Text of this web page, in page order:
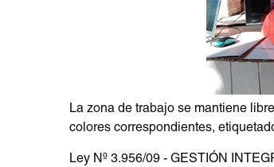
La zona de trabajo se mantiene
colores correspondientes,
fake rolex
Ley Nº 3.956/09 - GESTIÓN